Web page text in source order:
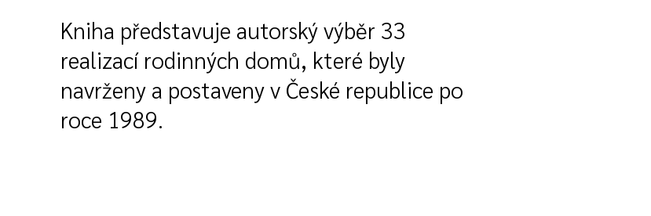
Kniha představuje autorský výběr 33
realizací rodinných domů, které byly
navrženy a postaveny v České republice po
roce 1989.